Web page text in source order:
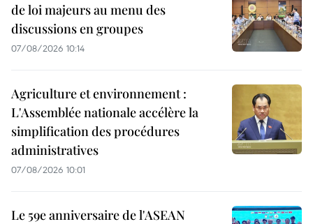
de loi majeurs au menu des
discussions en groupes
07/08/2026 10:14
Agriculture et environnement :
L'Assemblée nationale accélère la
simplification des procédures
administratives
07/08/2026 10:01
Le 59e anniversaire de l'ASEAN